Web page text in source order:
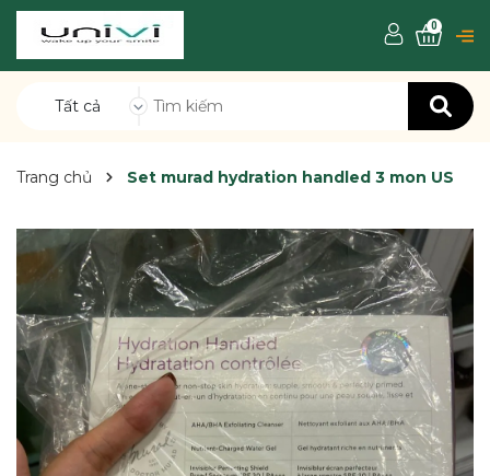
Tất cả
0
Trang chủ Set murad hydration handled 3 mon US